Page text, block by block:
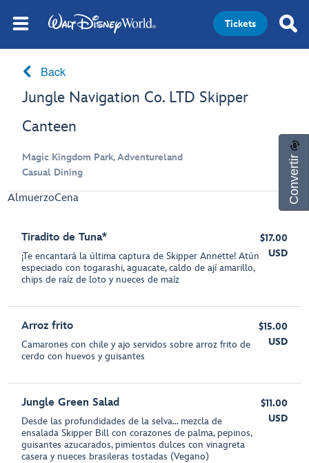
Tickets
Back
Jungle Navigation Co. LTD Skipper
Canteen
Magic Kingdom Park, Adventureland
Casual Dining
AlmuerzoCena
Tiradito de Tuna*
¡Te encantará la última captura de Skipper Annette! Atún
especiado con togarashi, aguacate, caldo de ají amarillo,
chips de raíz de loto y nueces de maíz
$17.00
USD
Arroz frito
Camarones con chile y ajo servidos sobre arroz frito de
cerdo con huevos y guisantes
$15.00
USD
Jungle Green Salad
Desde las profundidades de la selva… mezcla de
ensalada Skipper Bill con corazones de palma, pepinos,
guisantes azucarados, pimientos dulces con vinagreta
casera y nueces brasileras tostadas (Vegano)
$11.00
USD
Convertir